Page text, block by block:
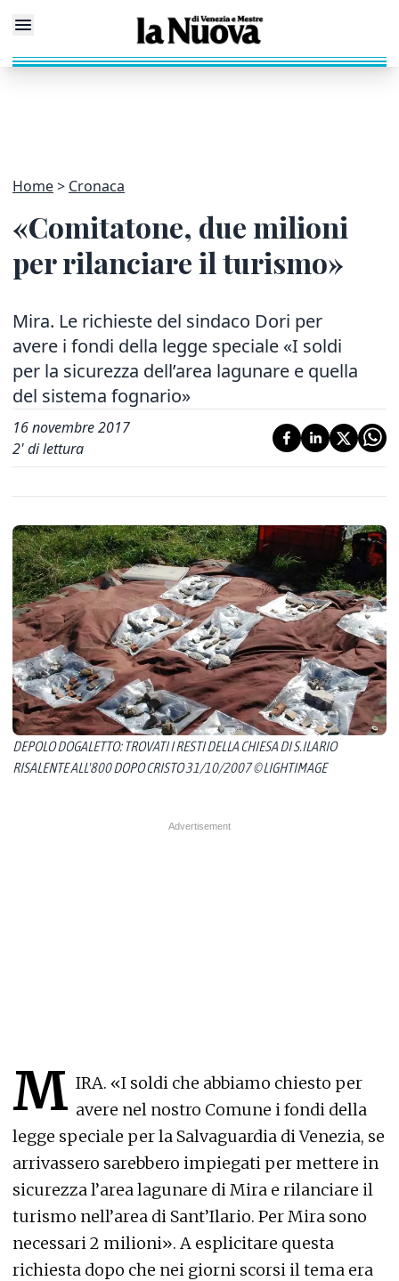
Home Cronaca
«Comitatone, due milioni
per rilanciare il turismo»
Mira. Le richieste del sindaco Dori per
avere i fondi della legge speciale «I soldi
per la sicurezza dell’area lagunare e quella
del sistema fognario»
16 novembre 2017
2' di lettura
DEPOLO DOGALETTO: TROVATI I RESTI DELLA CHIESA DI S.ILARIO
RISALENTE ALL'800 DOPO CRISTO 31/10/2007 © LIGHTIMAGE
M IRA. «I soldi che abbiamo chiesto per
avere nel nostro Comune i fondi della
legge speciale per la Salvaguardia di Venezia, se
arrivassero sarebbero impiegati per mettere in
sicurezza l’area lagunare di Mira e rilanciare il
turismo nell’area di Sant’Ilario. Per Mira sono
necessari 2 milioni». A esplicitare questa
richiesta dopo che nei giorni scorsi il tema era